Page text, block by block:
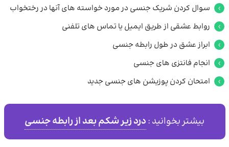
سوال کردن شریک جنسی در مورد خواسته های آنها در رختخواب
روابط عشقی از طریق ایمیل یا تماس های تلفنی
ابراز عشق در طول رابطه جنسی
انجام فانتزی های جنسی
امتحان کردن پوزیشن های جنسی جدید
بیشتر بخوانید :درد زیر شکم بعد از رابطه جنسی